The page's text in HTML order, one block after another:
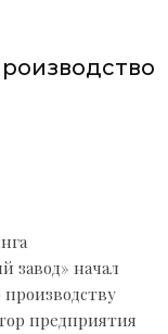
завод» начал
предприятия